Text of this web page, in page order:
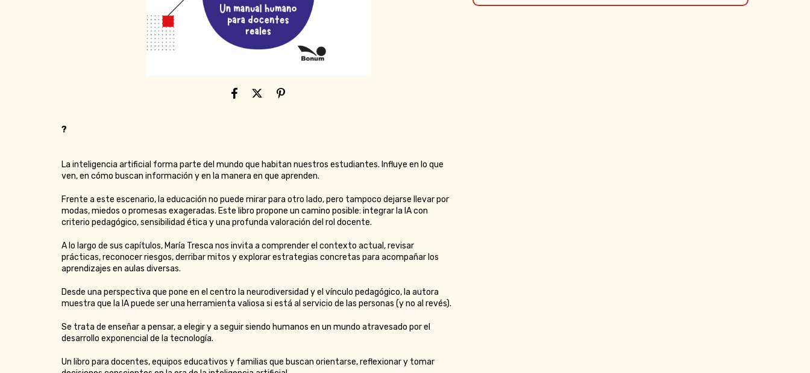
?
La inteligencia artificial forma parte del mundo que habitan nuestros estudiantes. Influye en lo que
ven, en cómo buscan información y en la manera en que aprenden.
Frente a este escenario, la educación no puede mirar para otro lado, pero tampoco dejarse llevar por
modas, miedos o promesas exageradas. Este libro propone un camino posible: integrar la IA con
criterio pedagógico, sensibilidad ética y una profunda valoración del rol docente.
A lo largo de sus capítulos, María Tresca nos invita a comprender el contexto actual, revisar
prácticas, reconocer riesgos, derribar mitos y explorar estrategias concretas para acompañar los
aprendizajes en aulas diversas.
Desde una perspectiva que pone en el centro la neurodiversidad y el vínculo pedagógico, la autora
muestra que la IA puede ser una herramienta valiosa si está al servicio de las personas (y no al revés).
Se trata de enseñar a pensar, a elegir y a seguir siendo humanos en un mundo atravesado por el
desarrollo exponencial de la tecnología.
Un libro para docentes, equipos educativos y familias que buscan orientarse, reflexionar y tomar